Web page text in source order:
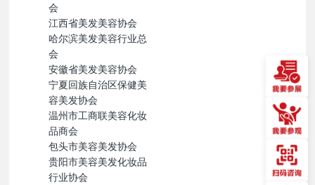
会
江西省美发美容协会
哈尔滨美发美容行业总
会
安徽省美发美容协会
宁夏回族自治区保健美
容美发协会
温州市工商联美容化妆
品商会
包头市美容美发协会
贵阳市美容美发化妆品
行业协会